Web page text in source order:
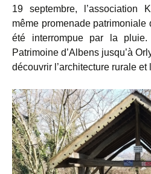
19 septembre, l’association
même promenade patrimoniale
été interrompue par la
Patrimoine d’Albens jusqu’à
découvrir l’architecture rurale et